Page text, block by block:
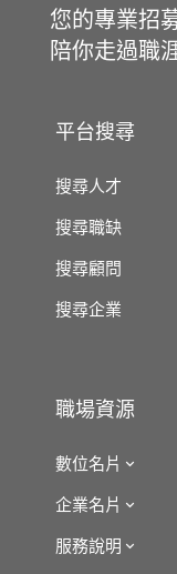
您的專業招
陪你走過職
平台搜尋
搜尋人才
搜尋職缺
搜尋顧問
搜尋企業
職場資源
數位名片
企業名片
服務說明